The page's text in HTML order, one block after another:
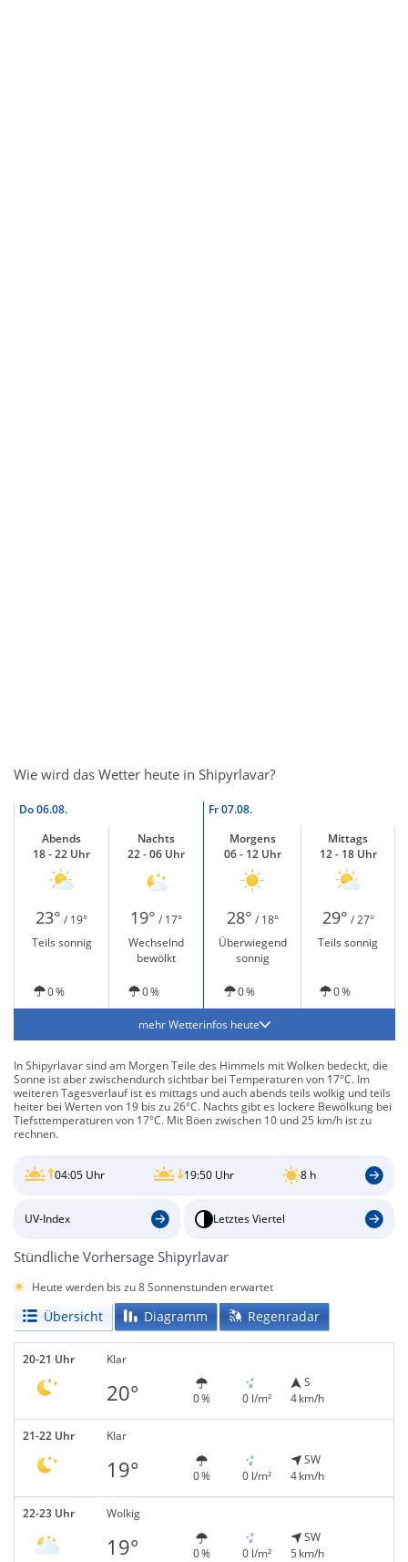
Wie wird das Wetter heute in Shipyrlavar?
Do06.08. Fr07.08.
Abends
18 - 22 Uhr
Nachts
22 - 06 Uhr
Morgens
06 - 12 Uhr
Mittags
12 - 18 Uhr
23° / 19° 19° / 17° 28° / 18° 29° / 27°
Teils sonnig
Wechselnd
bewölkt
Überwiegend
sonnig
Teils sonnig
0 % 0 % 0 % 0 %
mehr Wetterinfos heute
In Shipyrlavar sind am Morgen Teile des Himmels mit Wolken bedeckt, die
Sonne ist aber zwischendurch sichtbar bei Temperaturen von 17°C. Im
weiteren Tagesverlauf ist es mittags und auch abends teils wolkig und teils
heiter bei Werten von 19 bis zu 26°C. Nachts gibt es lockere Bewölkung bei
Tiefsttemperaturen von 17°C. Mit Böen zwischen 10 und 25 km/h ist zu
rechnen.
04:05 Uhr 19:50 Uhr 8 h
UV-Index Letztes Viertel
Stündliche Vorhersage Shipyrlavar
Heute werden bis zu 8 Sonnenstunden erwartet
Übersicht Diagramm Regenradar
20-21 Uhr Klar
20° 0 % 0 l/m²
S
4 km/h
21-22 Uhr Klar
19° 0 % 0 l/m²
SW
4 km/h
22-23 Uhr Wolkig
19° 0 % 0 l/m²
SW
5 km/h